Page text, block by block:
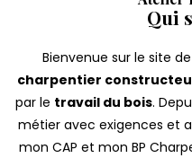
Qui
Bienvenue sur le site de
charpentier
par le travail du bois.
métier avec exigences et
mon CAP et mon BP